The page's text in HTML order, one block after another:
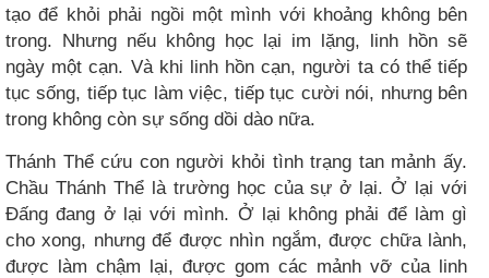
tạo để khỏi phải ngồi một mình với khoảng không bên
trong. Nhưng nếu không học lại im lặng, linh hồn sẽ
ngày một cạn. Và khi linh hồn cạn, người ta có thể tiếp
tục sống, tiếp tục làm việc, tiếp tục cười nói, nhưng bên
trong không còn sự sống dồi dào nữa.
Thánh Thể cứu con người khỏi tình trạng tan mảnh ấy.
Chầu Thánh Thể là trường học của sự ở lại. Ở lại với
Đấng đang ở lại với mình. Ở lại không phải để làm gì
cho xong, nhưng để được nhìn ngắm, được chữa lành,
được làm chậm lại, được gom các mảnh vỡ của linh